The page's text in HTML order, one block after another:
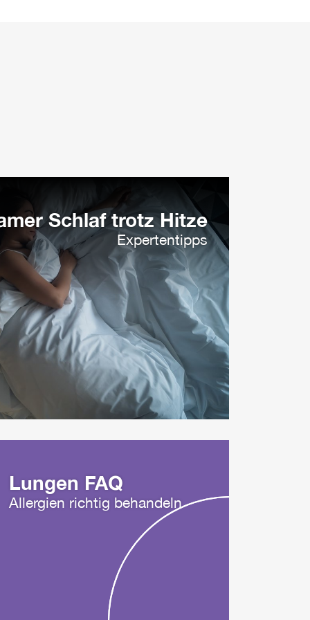
Schlaf trotz Hitze
Expertentipps
Lungen FAQ
Allergien richtig behandeln